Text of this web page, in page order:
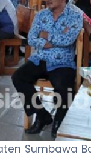
Sumbawa